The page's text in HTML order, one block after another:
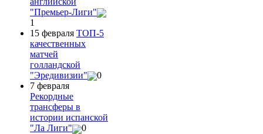
"Премьер-Лиги"
1
15 февраля ТОП-5
качественных
матчей
голландской
"Эредивизии"
0
7 февраля
Рекордные
трансферы в
истории испанской
"Ла Лиги"
0